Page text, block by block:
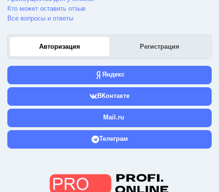
Кто может оставить отзыв
Все вопросы и ответы
Авторизация Регистрация
Яндекс
ВКонтакте
Mail.ru
Телеграм